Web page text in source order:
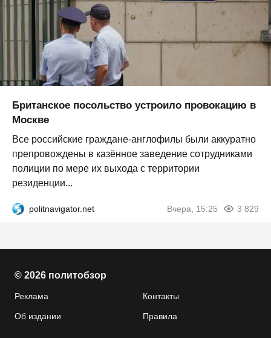
Британское посольство устроило провокацию в
Москве
Все российские граждане-англофилы были аккуратно
препровождены в казённое заведение сотрудниками
полиции по мере их выхода с территории
резиденции...
politnavigator.net Вчера, 15:25 3 829
© 2026 политобзор
Реклама Контакты
Об издании Правила